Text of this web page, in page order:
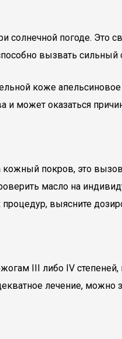
солнечной погоде. Это
вызвать сильный
коже
и может оказаться
покров, это
масло на
выясните
III либо IV
лечение, можно